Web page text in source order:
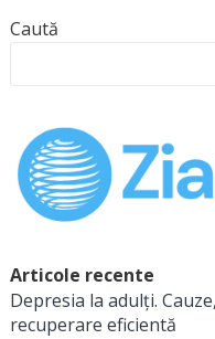
Caută
Articole recente
Depresia la adulți.
recuperare eficientă